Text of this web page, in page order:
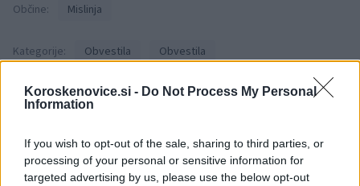
Koroskenovice.si - Do Not Process My Personal
Information
If you wish to opt-out of the sale, sharing to third parties, or
processing of your personal or sensitive information for
targeted advertising by us, please use the below opt-out
Občine: Mislinja
Kategorije: Obvestila Obvestila
Ključne besede: Mislinja
obvestilo